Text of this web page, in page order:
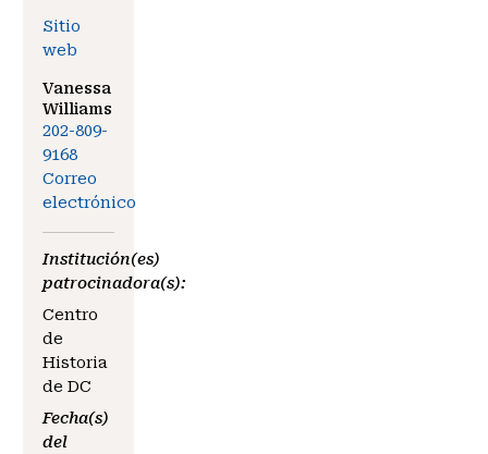
Sitio
web
Vanessa
Williams
202-809-
9168
Correo
electrónico
Institución(es)
patrocinadora(s):
Centro
de
Historia
de DC
Fecha(s)
del